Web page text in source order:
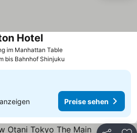
im Manhattan TablePreise sehen
HotelPreise sehen
bis Bahnhof Shinjuku
anzeigen Preise sehen